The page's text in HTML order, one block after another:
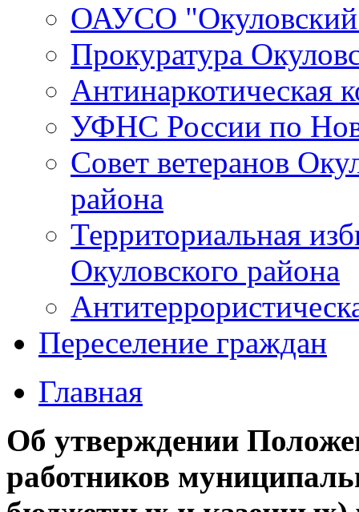
ОАУСО
Прокуратура
Антинаркотическая
УФНС России по
Совет ветеранов
района
Территориальная
Окуловского района
Переселение граждан
Главная
Об утверждении
работников